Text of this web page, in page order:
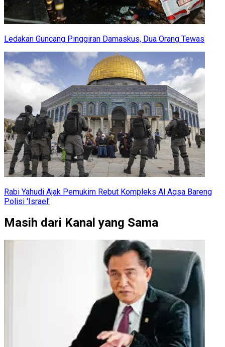
Ledakan Guncang Pinggiran Damaskus, Dua Orang Tewas
Rabi Yahudi Ajak Pemukim Rebut Kompleks Al Aqsa Bareng
Polisi 'Israel'
Masih dari Kanal yang Sama